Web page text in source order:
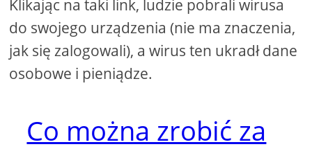
Klikając na taki link, ludzie pobrali wirusa
do swojego urządzenia (nie ma znaczenia,
jak się zalogowali), a wirus ten ukradł dane
osobowe i pieniądze.
Co można zrobić za